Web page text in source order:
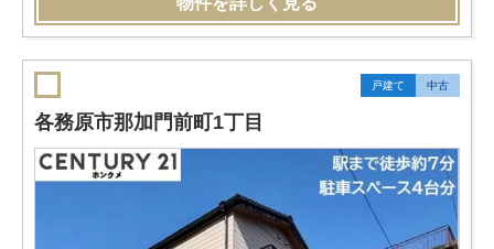
戸建て 中古
各務原市那加門前町1丁目